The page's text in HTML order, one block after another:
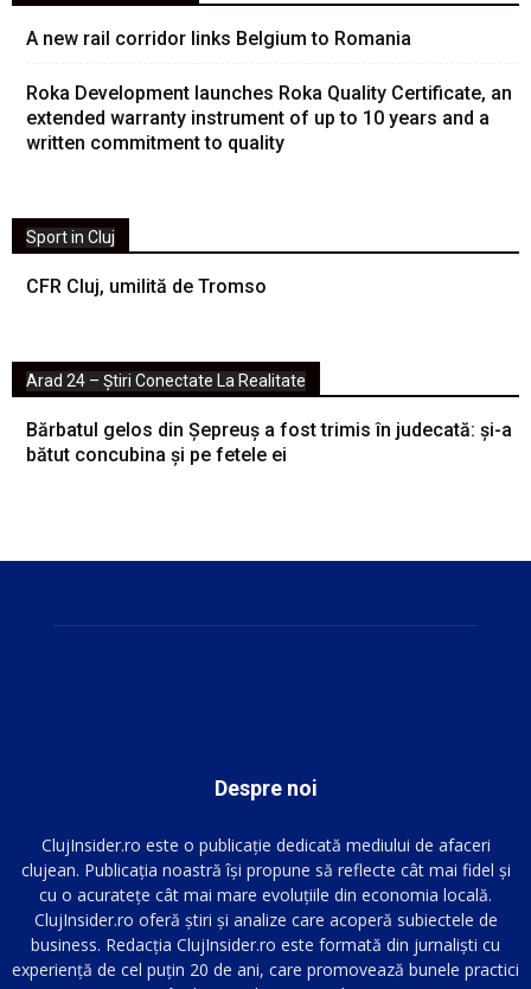
A new rail corridor links Belgium to Romania
Roka Development launches Roka Quality Certificate, an
extended warranty instrument of up to 10 years and a
written commitment to quality
Sport in Cluj
CFR Cluj, umilită de Tromso
Arad 24 – Știri Conectate La Realitate
Bărbatul gelos din Șepreuș a fost trimis în judecată: și-a
bătut concubina și pe fetele ei
Despre noi
ClujInsider.ro este o publicație dedicată mediului de afaceri
clujean. Publicația noastră își propune să reflecte cât mai fidel și
cu o acuratețe cât mai mare evoluțiile din economia locală.
ClujInsider.ro oferă știri și analize care acoperă subiectele de
business. Redacția ClujInsider.ro este formată din jurnaliști cu
experiență de cel puțin 20 de ani, care promovează bunele practici